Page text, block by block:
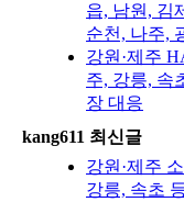
읍, 남원, 김
순천, 나주,
강원·제주
주, 강릉, 속
장 대응
kang611 최신글
강원·제주
강릉, 속초